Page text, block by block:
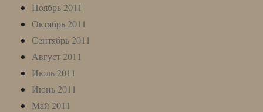
Ноябрь 2011
Октябрь 2011
Сентябрь 2011
Август 2011
Июль 2011
Июнь 2011
Май 2011